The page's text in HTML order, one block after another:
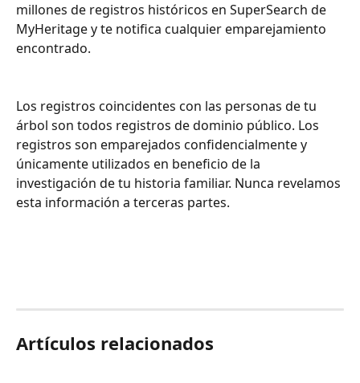
millones de registros históricos en SuperSearch de
MyHeritage y te notifica cualquier emparejamiento
encontrado.
Los registros coincidentes con las personas de tu
árbol son todos registros de dominio público. Los
registros son emparejados confidencialmente y
únicamente utilizados en beneficio de la
investigación de tu historia familiar. Nunca revelamos
esta información a terceras partes.
Artículos relacionados